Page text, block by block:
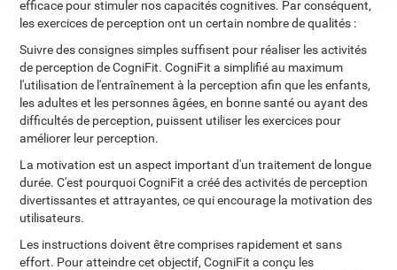
efficace pour stimuler nos capacités cognitives. Par conséquent,
les exercices de perception ont un certain nombre de qualités :
Suivre des consignes simples suffisent pour réaliser les activités
de perception de CogniFit. CogniFit a simplifié au maximum
l'utilisation de l'entraînement à la perception afin que les enfants,
les adultes et les personnes âgées, en bonne santé ou ayant des
difficultés de perception, puissent utiliser les exercices pour
améliorer leur perception.
La motivation est un aspect important d'un traitement de longue
durée. C'est pourquoi CogniFit a créé des activités de perception
divertissantes et attrayantes, ce qui encourage la motivation des
utilisateurs.
Les instructions doivent être comprises rapidement et sans
effort. Pour atteindre cet objectif, CogniFit a conçu les